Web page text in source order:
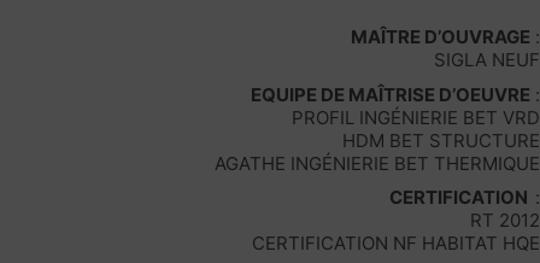
MAÎTRE D’OUVRAGE :
SIGLA NEUF
EQUIPE DE MAÎTRISE D’OEUVRE :
PROFIL INGÉNIERIE BET VRD
HDM BET STRUCTURE
AGATHE INGÉNIERIE BET THERMIQUE
CERTIFICATION :
RT 2012
CERTIFICATION NF HABITAT HQE